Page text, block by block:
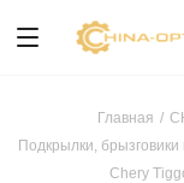
Главная /
Подкрылки, брызговики
Chery